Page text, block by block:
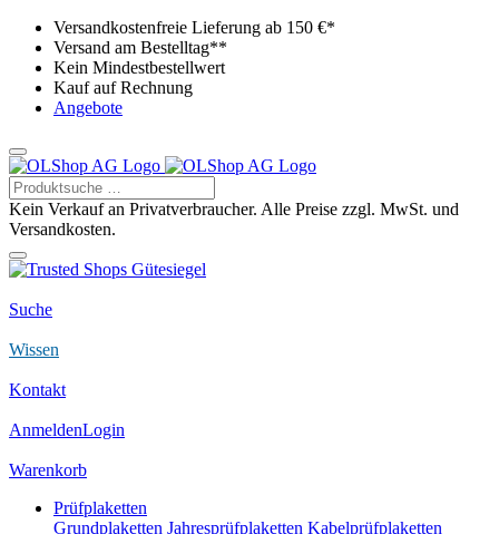
Versandkostenfreie Lieferung ab 150 €*
Versand am Bestelltag**
Kein Mindestbestellwert
Kauf auf Rechnung
Angebote
Kein Verkauf an Privatverbraucher. Alle Preise zzgl. MwSt. und
Versandkosten.
Suche
Wissen
Kontakt
AnmeldenLogin
Warenkorb
Prüfplaketten
Grundplaketten Jahresprüfplaketten Kabelprüfplaketten